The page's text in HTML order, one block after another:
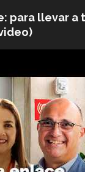
para llevar a